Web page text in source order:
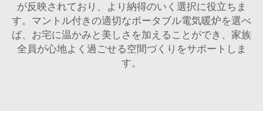
が反映されており、より納得のいく選択に役立ちま
す。マントル付きの適切なポータブル電気暖炉を選べ
ば、お宅に温かみと美しさを加えることができ、家族
全員が心地よく過ごせる空間づくりをサポートしま
す。